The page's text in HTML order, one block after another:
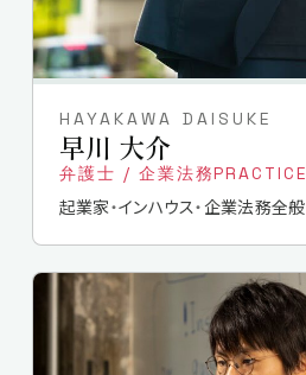
HAYAKAWA DAISUKE
早川 大介
弁護士 / 企業法務PRACTICE
起業家 インハウス 企業法務全般